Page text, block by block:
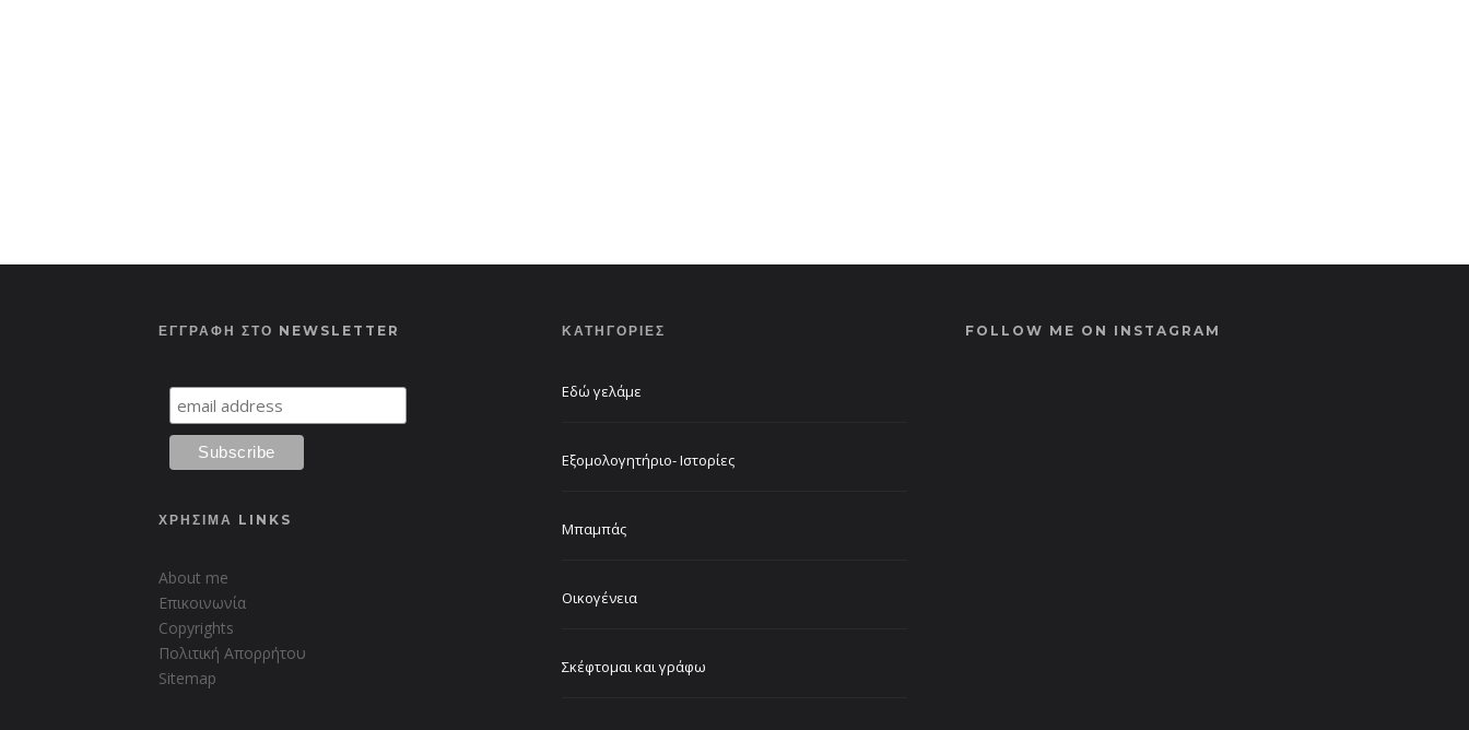
ΕΓΓΡΑΦΗ ΣΤΟ NEWSLETTER
ΧΡΗΣΙΜΑ LINKS
About me
Επικοινωνία
Copyrights
Πολιτική Απορρήτου
Sitemap
ΚΑΤΗΓΟΡΙΕΣ
Εδώ γελάμε
Εξομολογητήριο- Ιστορίες
Μπαμπάς
Οικογένεια
Σκέφτομαι και γράφω
FOLLOW ME ON INSTAGRAM